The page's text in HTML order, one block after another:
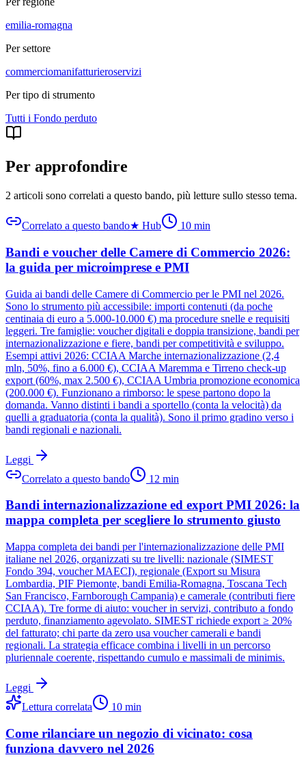
emilia-romagna
Per settore
commerciomanifatturieroservizi
Per tipo di strumento
Tutti i Fondo perduto
Per approfondire
2 articoli sono correlati a questo bando, più letture sullo stesso tema.
Correlato a questo bando★ Hub 10 min
Bandi e voucher delle Camere di Commercio 2026:
la guida per microimprese e PMI
Guida ai bandi delle Camere di Commercio per le PMI nel 2026.
Sono lo strumento più accessibile: importi contenuti (da poche
centinaia di euro a 5.000-10.000 €) ma procedure snelle e requisiti
leggeri. Tre famiglie: voucher digitali e doppia transizione, bandi per
internazionalizzazione e fiere, bandi per competitività e sviluppo.
Esempi attivi 2026: CCIAA Marche internazionalizzazione (2,4
mln, 50%, fino a 6.000 €), CCIAA Maremma e Tirreno check-up
export (60%, max 2.500 €), CCIAA Umbria promozione economica
(200.000 €). Funzionano a rimborso: le spese partono dopo la
domanda. Vanno distinti i bandi a sportello (conta la velocità) da
quelli a graduatoria (conta la qualità). Sono il primo gradino verso i
bandi regionali e nazionali.
Leggi
Correlato a questo bando
12 min
Bandi internazionalizzazione ed export PMI 2026: la
mappa completa per scegliere lo strumento giusto
Mappa completa dei bandi per l'internazionalizzazione delle PMI
italiane nel 2026, organizzati su tre livelli: nazionale (SIMEST
Fondo 394, voucher MAECI), regionale (Export su Misura
Lombardia, PIF Piemonte, bandi Emilia-Romagna, Toscana Tech
San Francisco, Farnborough Campania) e camerale (contributi fiere
CCIAA). Tre forme di aiuto: voucher in servizi, contributo a fondo
perduto, finanziamento agevolato. SIMEST richiede export ≥ 20%
del fatturato; chi parte da zero usa voucher camerali e bandi
regionali. La strategia efficace combina i livelli in un percorso
pluriennale coerente, rispettando cumulo e massimali de minimis.
Leggi
Lettura correlata
10 min
Come rilanciare un negozio di vicinato: cosa
funziona davvero nel 2026